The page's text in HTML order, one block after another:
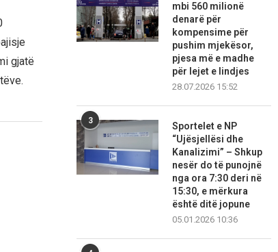
gjatë
mbi 560 milionë
denarë për
kompensime për
pushim mjekësor,
pjesa më e madhe
për lejet e lindjes
28.07.2026 15:52
3
Sportelet e NP
“Ujësjellësi dhe
Kanalizimi” – Shkup
nesër do të punojnë
nga ora 7:30 deri në
15:30, e mërkura
është ditë jopune
05.01.2026 10:36